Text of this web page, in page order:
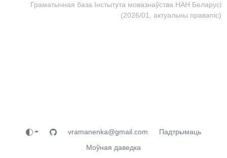
Граматычная база Інстытута мовазнаўства НАН Беларусі
(2026/01, актуальны правапіс)
vramanenka@gmail.com
Падтрымаць
Моўная даведка